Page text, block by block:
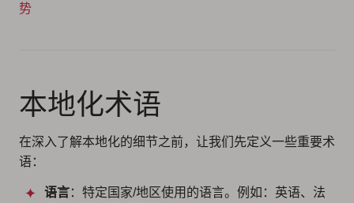
势
本地化术语
在深入了解本地化的细节之前，让我们先定义一些重要术
语：
语言：特定国家/地区使用的语言。例如：英语、法